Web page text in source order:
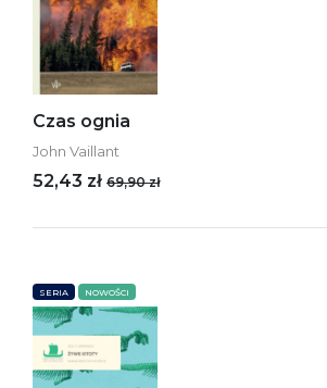
Czas ognia
John Vaillant
52,43 zł 69,90 zł
SERIA NOWOŚCI